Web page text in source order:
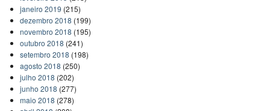
janeiro 2019 (215)
dezembro 2018 (199)
novembro 2018 (195)
outubro 2018 (241)
setembro 2018 (198)
agosto 2018 (250)
julho 2018 (202)
junho 2018 (277)
maio 2018 (278)